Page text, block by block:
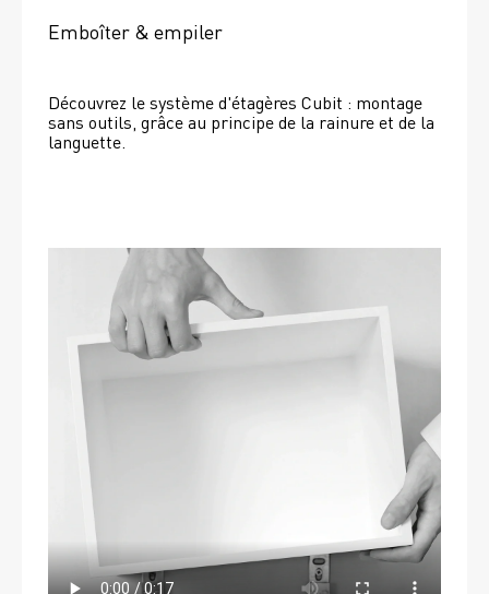
Emboîter & empiler
Découvrez le système d'étagères Cubit : montage
sans outils, grâce au principe de la rainure et de la
languette.